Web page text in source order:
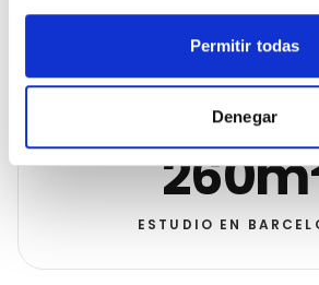
Permitir todas
Denegar
17%
ESTUDIO EN